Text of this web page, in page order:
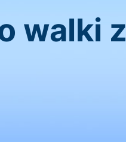
walki z